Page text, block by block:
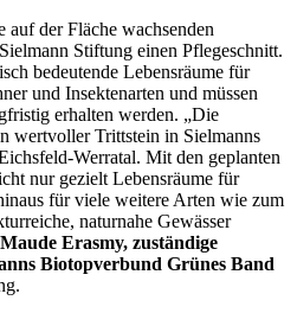
auf der Fläche wachsenden
Stiftung einen Pflegeschnitt.
bedeutende Lebensräume für
und Insektenarten und müssen
erhalten werden. „Die
wertvoller Trittstein in Sielmanns
Werratal. Mit den geplanten
nur gezielt Lebensräume für
für viele weitere Arten wie zum
naturnahe Gewässer
Erasmy, zuständige
Biotopverbund Grünes Band